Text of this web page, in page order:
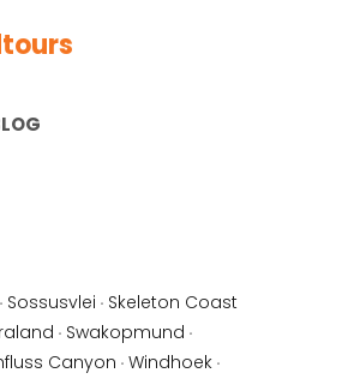
· Sossusvlei · Skeleton Coast
· Swakopmund ·
Canyon · Windhoek ·